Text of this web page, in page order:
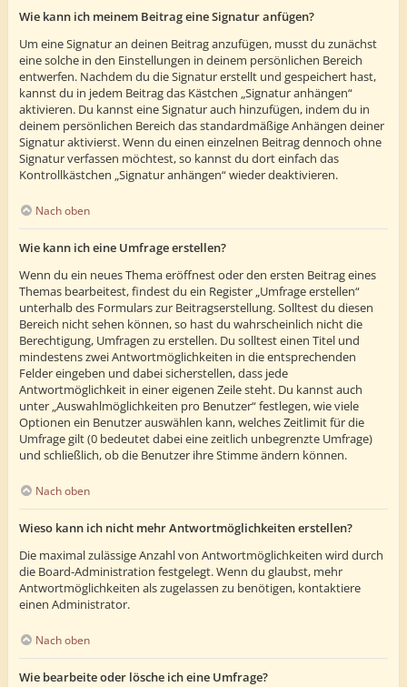
Wie kann ich meinem Beitrag eine Signatur anfügen?
Um eine Signatur an deinen Beitrag anzufügen, musst du zunächst
eine solche in den Einstellungen in deinem persönlichen Bereich
entwerfen. Nachdem du die Signatur erstellt und gespeichert hast,
kannst du in jedem Beitrag das Kästchen „Signatur anhängen“
aktivieren. Du kannst eine Signatur auch hinzufügen, indem du in
deinem persönlichen Bereich das standardmäßige Anhängen deiner
Signatur aktivierst. Wenn du einen einzelnen Beitrag dennoch ohne
Signatur verfassen möchtest, so kannst du dort einfach das
Kontrollkästchen „Signatur anhängen“ wieder deaktivieren.
Nach oben
Wie kann ich eine Umfrage erstellen?
Wenn du ein neues Thema eröffnest oder den ersten Beitrag eines
Themas bearbeitest, findest du ein Register „Umfrage erstellen“
unterhalb des Formulars zur Beitragserstellung. Solltest du diesen
Bereich nicht sehen können, so hast du wahrscheinlich nicht die
Berechtigung, Umfragen zu erstellen. Du solltest einen Titel und
mindestens zwei Antwortmöglichkeiten in die entsprechenden
Felder eingeben und dabei sicherstellen, dass jede
Antwortmöglichkeit in einer eigenen Zeile steht. Du kannst auch
unter „Auswahlmöglichkeiten pro Benutzer“ festlegen, wie viele
Optionen ein Benutzer auswählen kann, welches Zeitlimit für die
Umfrage gilt (0 bedeutet dabei eine zeitlich unbegrenzte Umfrage)
und schließlich, ob die Benutzer ihre Stimme ändern können.
Nach oben
Wieso kann ich nicht mehr Antwortmöglichkeiten erstellen?
Die maximal zulässige Anzahl von Antwortmöglichkeiten wird durch
die Board-Administration festgelegt. Wenn du glaubst, mehr
Antwortmöglichkeiten als zugelassen zu benötigen, kontaktiere
einen Administrator.
Nach oben
Wie bearbeite oder lösche ich eine Umfrage?